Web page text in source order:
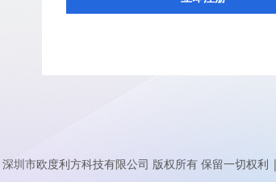
深圳市欧度利方科技有限公司 版权所有 保留一切权利 |